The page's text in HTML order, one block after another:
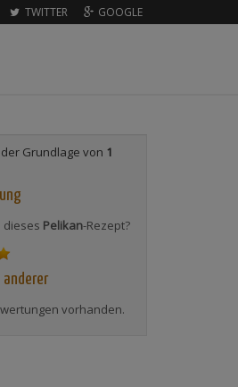
TWITTER GOOGLE
Grundlage von 1
dieses Pelikan-Rezept?
vorhanden.